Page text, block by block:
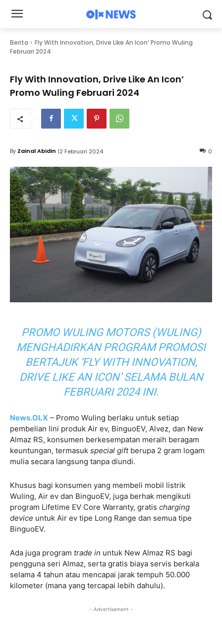
Berita
Fly With Innovation, Drive Like An Icon’ Promo Wuling
Februari 2024
Fly With Innovation, Drive Like An Icon’
Promo Wuling Februari 2024
0
By Zainal Abidin 12 Februari 2024
PROMO WULING MOTORS (WULING)
MENGHADIRKAN PROGRAM PROMOSI
BERTAJUK ‘FLY WITH INNOVATION,
DRIVE LIKE AN ICON’ SELAMA BULAN
FEBRUARI 2024 INI.
News.OLX – Promo Wuling berlaku untuk setiap
pembelian lini produk Air ev, BinguoEV, Alvez, dan New
Almaz RS, konsumen berkesempatan meraih beragam
keuntungan, termasuk special gift berupa 2 gram logam
mulia secara langsung tanpa diundi.
Khusus bagi konsumen yang membeli mobil listrik
Wuling, Air ev dan BinguoEV, juga berhak mengikuti
program Lifetime EV Core Warranty, gratis charging
device untuk Air ev tipe Long Range dan semua tipe
BinguoEV.
Ada juga program trade in untuk New Almaz RS bagi
pengguna seri Almaz, serta gratis biaya servis berkala
selama 4 tahun atau mencapai jarak tempuh 50.000
kilometer (mana yang tercapai lebih dahulu).
- Advertisement -